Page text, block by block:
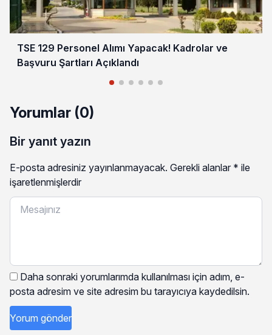
TSE 129 Personel Alımı Yapacak! Kadrolar ve
Başvuru Şartları Açıklandı
Yorumlar (0)
Bir yanıt yazın
E-posta adresiniz yayınlanmayacak. Gerekli alanlar * ile
işaretlenmişlerdir
Daha sonraki yorumlarımda kullanılması için adım, e-
posta adresim ve site adresim bu tarayıcıya kaydedilsin.